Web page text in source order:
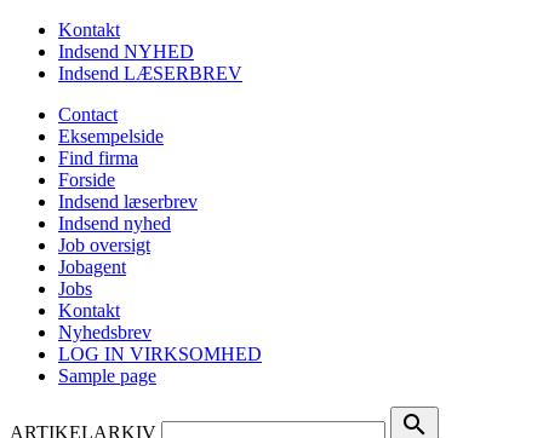
Kontakt
Indsend NYHED
Indsend LÆSERBREV
Contact
Eksempelside
Find firma
Forside
Indsend læserbrev
Indsend nyhed
Job oversigt
Jobagent
Jobs
Kontakt
Nyhedsbrev
LOG IN VIRKSOMHED
Sample page
ARTIKELARKIV search